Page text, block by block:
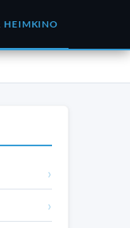
HEIMKINO
›
›